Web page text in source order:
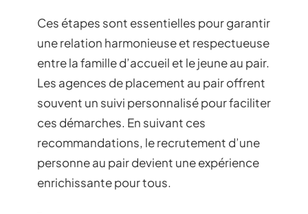
Ces étapes sont essentielles pour garantir
une relation harmonieuse et respectueuse
entre la famille d’accueil et le jeune au pair.
Les agences de placement au pair offrent
souvent un suivi personnalisé pour faciliter
ces démarches. En suivant ces
recommandations, le recrutement d’une
personne au pair devient une expérience
enrichissante pour tous.